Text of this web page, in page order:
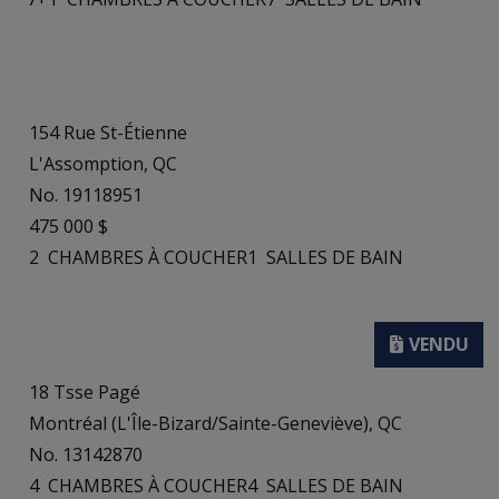
154 Rue St-Étienne
L'Assomption, QC
No. 19118951
475 000 $
2 CHAMBRES À COUCHER1 SALLES DE BAIN
18 Tsse Pagé
Montréal (L'Île-Bizard/Sainte-Geneviève), QC
No. 13142870
4 CHAMBRES À COUCHER4 SALLES DE BAIN